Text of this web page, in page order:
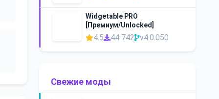
Widgetable PRO
[Премиум/Unlocked]
4.5 44 742 v4.0.050
Свежие моды